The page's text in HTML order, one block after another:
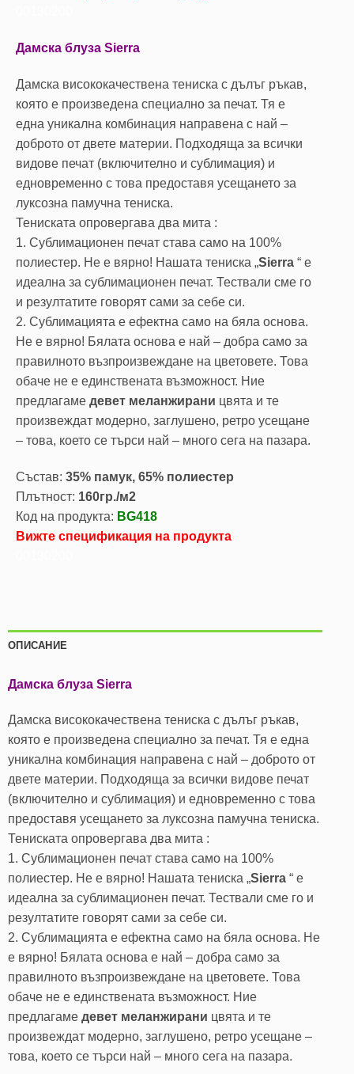
Дамска блуза Sierra
Дамска висококачествена тениска с дълъг ръкав,
която е произведена специално за печат. Тя е
една уникална комбинация направена с най –
доброто от двете материи. Подходяща за всички
видове печат (включително и сублимация) и
едновременно с това предоставя усещането за
луксозна памучна тениска.
Тениската опровергава два мита :
1. Сублимационен печат става само на 100%
полиестер. Не е вярно! Нашата тениска „Sierra “ е
идеална за сублимационен печат. Тествали сме го
и резултатите говорят сами за себе си.
2. Сублимацията е ефектна само на бяла основа.
Не е вярно! Бялата основа е най – добра само за
правилното възпроизвеждане на цветовете. Това
обаче не е единствената възможност. Ние
предлагаме девет меланжирани цвята и те
произвеждат модерно, заглушено, ретро усещане
– това, което се търси най – много сега на пазара.
Състав: 35% памук, 65% полиестер
Плътност: 160гр./м2
Код на продукта: BG418
Вижте спецификация на продукта
ОПИСАНИЕ
Дамска блуза Sierra
Дамска висококачествена тениска с дълъг ръкав,
която е произведена специално за печат. Тя е една
уникална комбинация направена с най – доброто от
двете материи. Подходяща за всички видове печат
(включително и сублимация) и едновременно с това
предоставя усещането за луксозна памучна тениска.
Тениската опровергава два мита :
1. Сублимационен печат става само на 100%
полиестер. Не е вярно! Нашата тениска „Sierra “ е
идеална за сублимационен печат. Тествали сме го и
резултатите говорят сами за себе си.
2. Сублимацията е ефектна само на бяла основа. Не
е вярно! Бялата основа е най – добра само за
правилното възпроизвеждане на цветовете. Това
обаче не е единствената възможност. Ние
предлагаме девет меланжирани цвята и те
произвеждат модерно, заглушено, ретро усещане –
това, което се търси най – много сега на пазара.